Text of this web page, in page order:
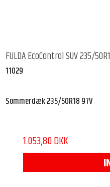
FULDA EcoControl SUV 235/
11029
Sommerdæk 235/50R18 97V
1.053,80 DKK